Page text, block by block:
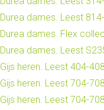
Durea dames. Leest
Durea dames. Flex
Durea dames. Leest
Gijs heren. Leest 404-
Gijs heren. Leest 704-
Gijs heren. Leest 704-